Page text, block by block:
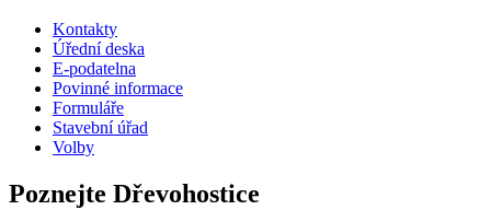
Kontakty
Úřední deska
E-podatelna
Povinné informace
Formuláře
Stavební úřad
Volby
Poznejte Dřevohostice